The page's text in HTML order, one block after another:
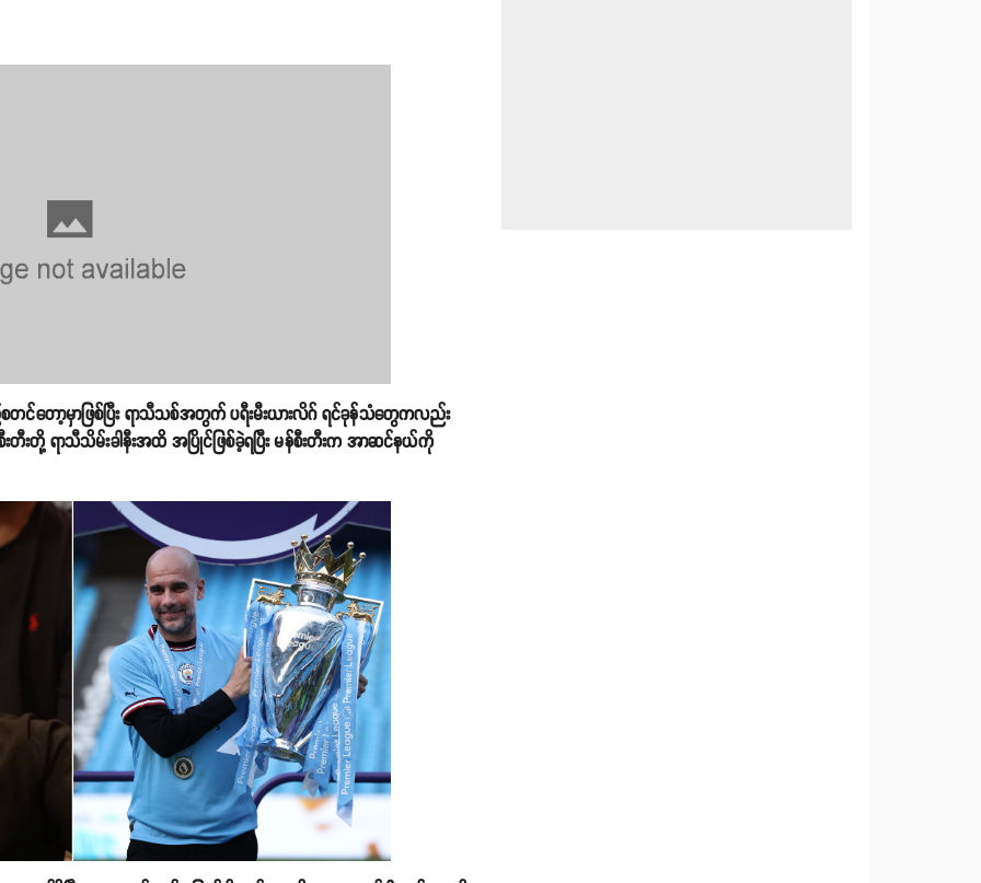
င်တော့မှာဖြစ်ပြီး ရာသီသစ်အတွက် ပရီးမီးယားလိဂ် ရင်ခုန်သံတွေကလည်း
းတီးတို့ ရာသီသိမ်းခါနီးအထိ အပြိုင်ဖြစ်ခဲ့ရပြီး မန်စီးတီးက အာဆင်နယ်ကို